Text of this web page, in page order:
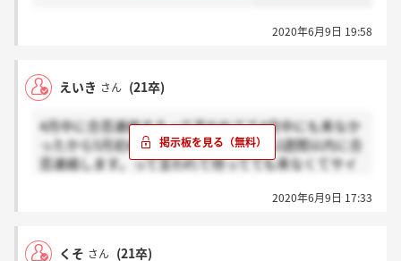
2020年6月9日 19:58
えいき さん (21卒)
4月中に合否連絡するって言われてて4月中にも来なか
ったから5月初めにお問い合わせしたら2週間以内に合
否連絡します。って言われて待ってても来なくてサイ
2020年6月9日 17:33
くそ さん (21卒)